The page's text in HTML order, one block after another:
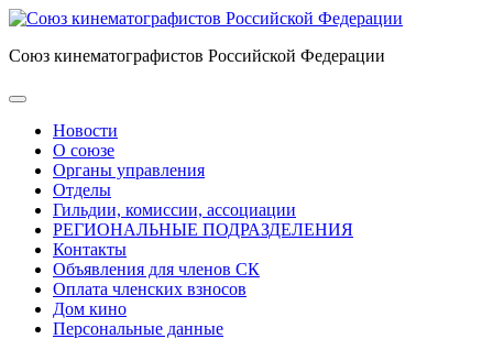
Союз кинематографистов Российской Федерации
Новости
О союзе
Органы управления
Отделы
Гильдии, комиссии, ассоциации
РЕГИОНАЛЬНЫЕ ПОДРАЗДЕЛЕНИЯ
Контакты
Объявления для членов СК
Оплата членских взносов
Дом кино
Персональные данные